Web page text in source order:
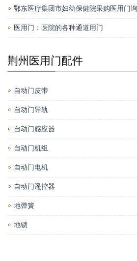
鄂东医疗集团市妇幼保健院采购医用门
医用门：医院的各种通道用门
荆州医用门配件
自动门皮带
自动门导轨
自动门感应器
自动门机组
自动门电机
自动门遥控器
地弹簧
地锁